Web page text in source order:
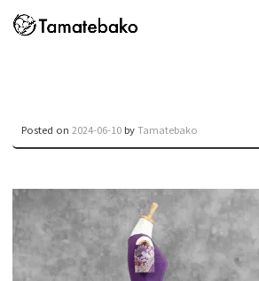
Posted on 2024-06-10 byTamatebako